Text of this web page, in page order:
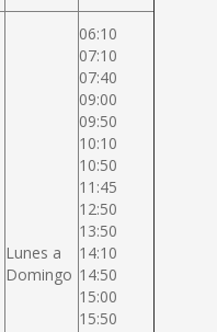
Lunes a
Domingo
06:10
07:10
07:40
09:00
09:50
10:10
10:50
11:45
12:50
13:50
14:10
14:50
15:00
15:50